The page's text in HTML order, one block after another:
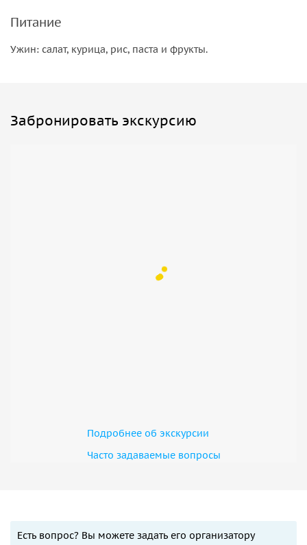
Питание
Ужин: салат, курица, рис, паста и фрукты.
Забронировать экскурсию
Подробнее об экскурсии
Часто задаваемые вопросы
Есть вопрос? Вы можете задать его организатору